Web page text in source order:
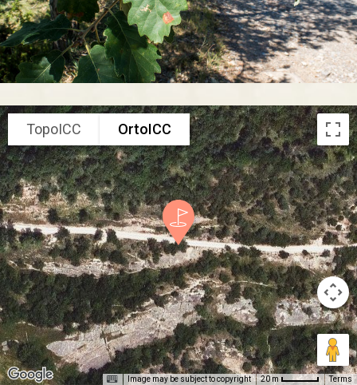
TopoICC OrtoICC
Image may be subject to copyright 20 m Terms